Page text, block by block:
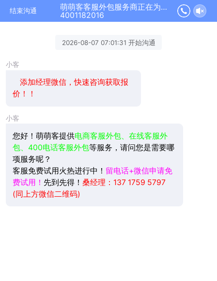
结束沟通
萌萌客客服外包服务商正在为您服务
4001182016
2026-08-07 07:01:31 开始沟通
小客
添加经理微信，快速咨询获取报
价！！
小客
您好！萌萌客提供电商客服外包、在线客服外
包、400电话客服外包等服务，请问您是需要哪
项服务呢？
客服免费试用火热进行中！ 留电话+微信申请免
费试用！ 先到先得！ 桑经理：137 1759 5797
(同上方微信二维码)